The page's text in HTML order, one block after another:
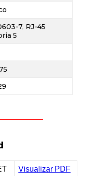
7, RJ-45
5
Visualizar PDF